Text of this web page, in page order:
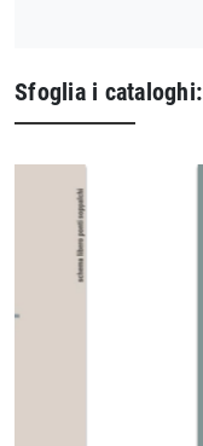
Sfoglia i cataloghi: